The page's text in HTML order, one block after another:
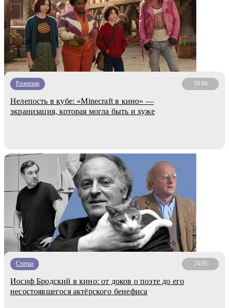
Рецензии 10.04
Нелепость в кубе: «Minecraft в кино» —
экранизация, которая могла быть и хуже
Статьи 24.05
Иосиф Бродский в кино: от доков о поэте до его
несостоявшегося актёрского бенефиса